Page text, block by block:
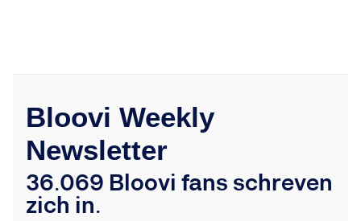
Bloovi Weekly
Newsletter
36.069 Bloovi fans schreven
zich in.